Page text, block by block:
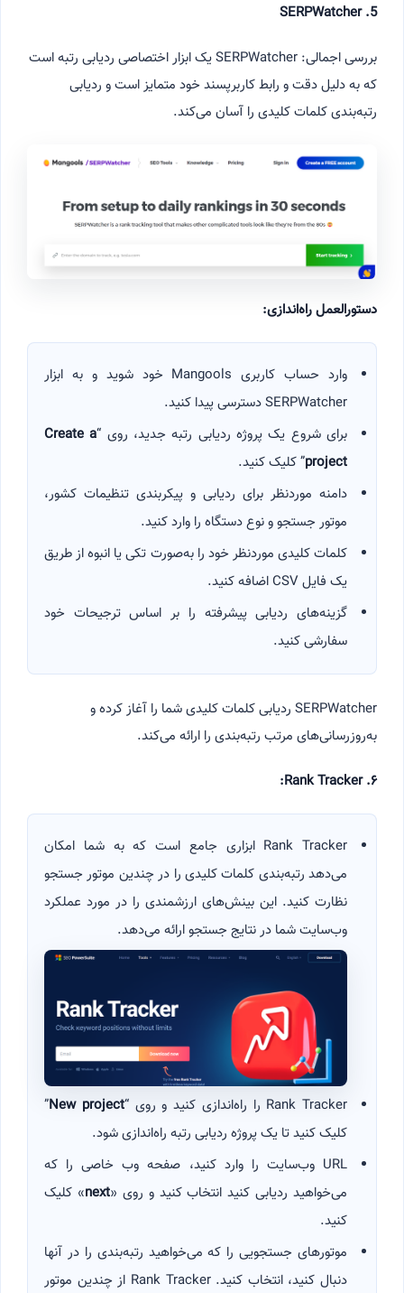
5. SERPWatcher
بررسی اجمالی: SERPWatcher یک ابزار اختصاصی ردیابی رتبه است
که به دلیل دقت و رابط کاربرپسند خود متمایز است و ردیابی
رتبه‌بندی کلمات کلیدی را آسان می‌کند.
دستورالعمل راه‌اندازی:
وارد حساب کاربری Mangools خود شوید و به ابزار
SERPWatcher دسترسی پیدا کنید.
برای شروع یک پروژه ردیابی رتبه جدید، روی “Create a
project” کلیک کنید.
دامنه موردنظر برای ردیابی و پیکربندی تنظیمات کشور،
موتور جستجو و نوع دستگاه را وارد کنید.
کلمات کلیدی موردنظر خود را به‌صورت تکی یا انبوه از طریق
یک فایل CSV اضافه کنید.
گزینه‌های ردیابی پیشرفته را بر اساس ترجیحات خود
سفارشی کنید.
SERPWatcher ردیابی کلمات کلیدی شما را آغاز کرده و
به‌روزرسانی‌های مرتب رتبه‌بندی را ارائه می‌کند.
۶. Rank Tracker:
Rank Tracker ابزاری جامع است که به شما امکان
می‌دهد رتبه‌بندی کلمات کلیدی را در چندین موتور جستجو
نظارت کنید. این بینش‌های ارزشمندی را در مورد عملکرد
وب‌سایت شما در نتایج جستجو ارائه می‌دهد.
Rank Tracker را راه‌اندازی کنید و روی “ New project
”
کلیک کنید تا یک پروژه ردیابی رتبه راه‌اندازی شود.
URL وب‌سایت را وارد کنید، صفحه وب خاصی را که
می‌خواهید ردیابی کنید انتخاب کنید و روی «next» کلیک
کنید.
موتورهای جستجویی را که می‌خواهید رتبه‌بندی را در آنها
دنبال کنید، انتخاب کنید. Rank Tracker از چندین موتور